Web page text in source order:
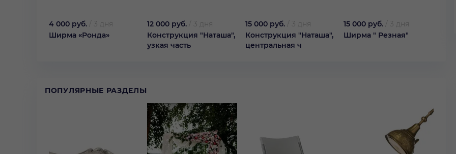
4 000 руб.
3 дня
Ширма «Ронда»
12 000 руб.
3 дня
Конструкция "Наташа",
узкая часть
15 000 руб.
3 дня
Конструкция "Наташа",
центральная ч
15 000 руб.
3 дня
Ширма " Резная"
3
ПОПУЛЯРНЫЕ РАЗДЕЛЫ